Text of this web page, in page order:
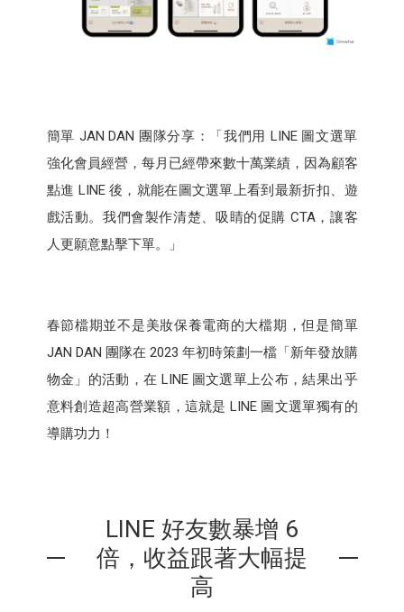
簡單 JAN DAN 團隊分享：「我們用 LINE 圖文選單
強化會員經營，每月已經帶來數十萬業績，因為顧客
點進 LINE 後，就能在圖文選單上看到最新折扣、遊
戲活動。我們會製作清楚、吸睛的促購 CTA，讓客
人更願意點擊下單。」
春節檔期並不是美妝保養電商的大檔期，但是簡單
JAN DAN 團隊在 2023 年初時策劃一檔「新年發放購
物金」的活動，在 LINE 圖文選單上公布，結果出乎
意料創造超高營業額，這就是 LINE 圖文選單獨有的
導購功力！
LINE 好友數暴增 6
倍，收益跟著大幅提
高